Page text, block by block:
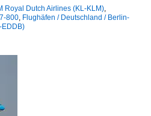
Royal Dutch Airlines (KL-KLM)
800 Flughäfen / Deutschland / Berlin-
EDDB)